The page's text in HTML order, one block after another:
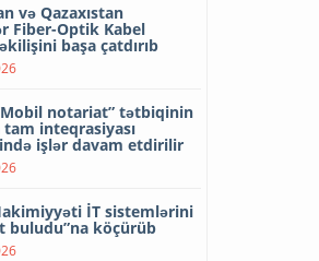
və Qazaxıstan
Fiber-Optik Kabel
başa çatdırıb
notariat” tətbiqinin
tam inteqrasiyası
işlər davam etdirilir
İT sistemlərini
buludu”na köçürüb